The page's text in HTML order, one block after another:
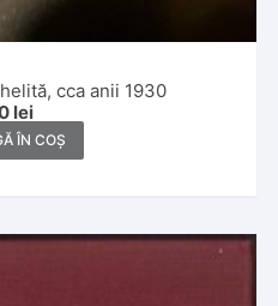
cca anii 1930
lei
ÎN COȘ